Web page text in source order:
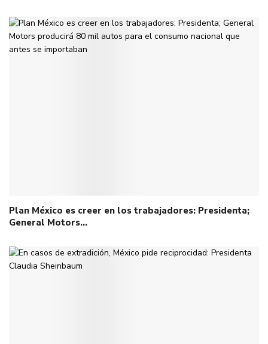
Plan México es creer en los trabajadores: Presidenta;
General Motors…